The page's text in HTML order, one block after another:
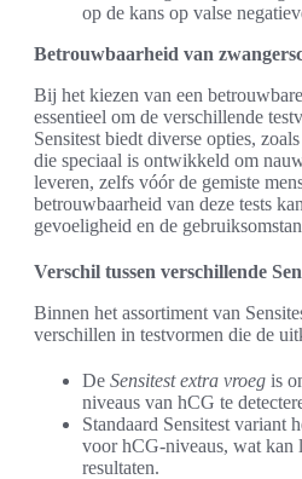
op de kans op valse
Betrouwbaarheid van
Bij het kiezen van een
essentieel om de verschillende
Sensitest biedt diverse opties,
die speciaal is ontwikkeld om
leveren, zelfs vóór de gemiste
betrouwbaarheid van deze tests
gevoeligheid en de
Verschil tussen verschillende
Binnen het assortiment van
verschillen in testvormen die de
De Sensitest extra vroeg is
niveaus van hCG te
Standaard Sensitest variant
voor hCG-niveaus, wat kan
resultaten.